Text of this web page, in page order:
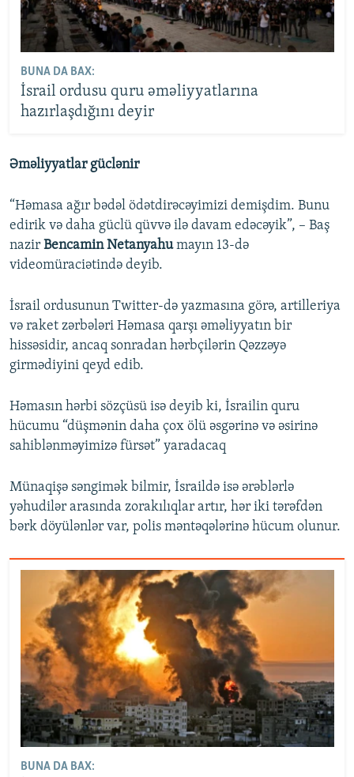
BUNA DA BAX:
İsrail ordusu quru əməliyyatlarına
hazırlaşdığını deyir
Əməliyyatlar güclənir
“Həmasa ağır bədəl ödətdirəcəyimizi demişdim. Bunu
edirik və daha güclü qüvvə ilə davam edəcəyik”, – Baş
nazir Bencamin Netanyahumayın 13-də
videomüraciətində deyib.
İsrail ordusunun Twitter-də yazmasına görə, artilleriya
və raket zərbələri Həmasa qarşı əməliyyatın bir
hissəsidir, ancaq sonradan hərbçilərin Qəzzəyə
girmədiyini qeyd edib.
Həmasın hərbi sözçüsü isə deyib ki, İsrailin quru
hücumu “düşmənin daha çox ölü əsgərinə və əsirinə
sahiblənməyimizə fürsət” yaradacaq
Münaqişə səngimək bilmir, İsraildə isə ərəblərlə
yəhudilər arasında zorakılıqlar artır, hər iki tərəfdən
bərk döyülənlər var, polis məntəqələrinə hücum olunur.
BUNA DA BAX: